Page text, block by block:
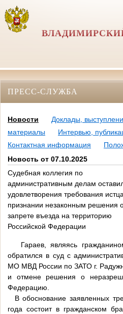
ПРЕСС-СЛУЖБА
Новости
Доклады,
материалы
Интервью,
Контактная информация
Новость от 07.10.2025
Судебная коллегия по
административным делам
удовлетворения требования
признании незаконным решения
запрете въезда на территорию
Российской Федерации
Гараев, являясь
обратился в суд с
МО МВД России по ЗАТО г.
и отмене решения о
Федерацию.
В обоснование заявленных
года состоит в гражданском